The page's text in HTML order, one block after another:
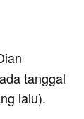
tanggal
lalu).